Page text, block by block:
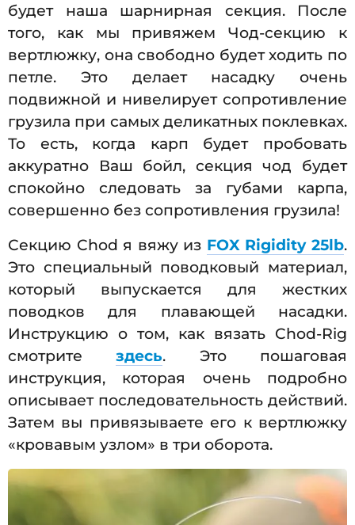
будет наша шарнирная секция. После
того, как мы привяжем Чод-секцию к
вертлюжку, она свободно будет ходить по
петле. Это делает насадку очень
подвижной и нивелирует сопротивление
грузила при самых деликатных поклевках.
То есть, когда карп будет пробовать
аккуратно Ваш бойл, секция чод будет
спокойно следовать за губами карпа,
совершенно без сопротивления грузила!
Секцию Chod я вяжу из FOX Rigidity 25lb.
Это специальный поводковый материал,
который выпускается для жестких
поводков для плавающей насадки.
Инструкцию о том, как вязать Chod-Rig
смотритездесь. Это пошаговая
инструкция, которая очень подробно
описывает последовательность действий.
Затем вы привязываете его к вертлюжку
«кровавым узлом» в три оборота.